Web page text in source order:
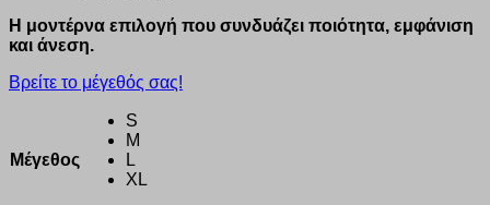
Η μοντέρνα επιλογή που συνδυάζει ποιότητα, εμφάνιση
και άνεση.
Βρείτε το μέγεθός σας!
Μέγεθος
S
M
L
XL